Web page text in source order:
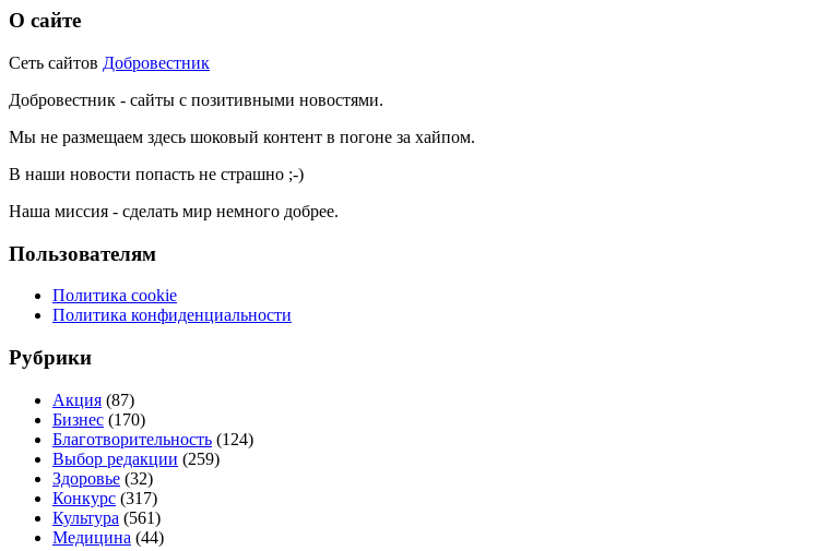
О сайте
Сеть сайтов Добровестник
Добровестник - сайты с позитивными новостями.
Мы не размещаем здесь шоковый контент в погоне за хайпом.
В наши новости попасть не страшно ;-)
Наша миссия - сделать мир немного добрее.
Пользователям
Политика cookie
Политика конфиденциальности
Рубрики
Акция (87)
Бизнес (170)
Благотворительность (124)
Выбор редакции (259)
Здоровье (32)
Конкурс (317)
Культура (561)
Медицина (44)